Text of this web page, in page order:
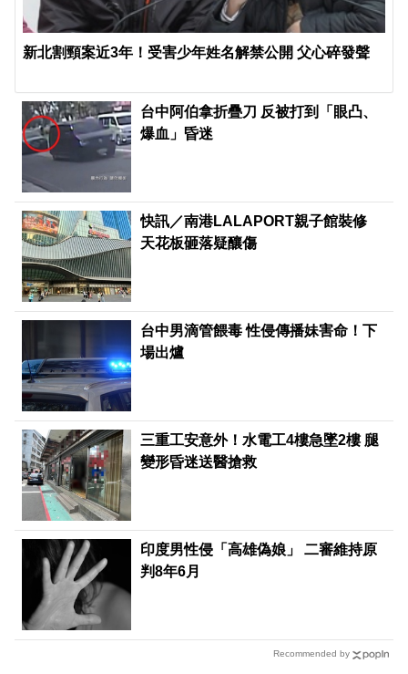
新北割頸案近3年！受害少年姓名解禁公開 父心碎發聲
台中阿伯拿折疊刀 反被打到「眼凸、
爆血」昏迷
快訊／南港LALAPORT親子館裝修
天花板砸落疑釀傷
台中男滴管餵毒 性侵傳播妹害命！下
場出爐
三重工安意外！水電工4樓急墜2樓 腿
變形昏迷送醫搶救
印度男性侵「高雄偽娘」 二審維持原
判8年6月
Recommended by